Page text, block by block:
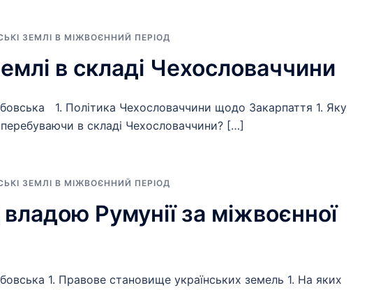
ЗЕМЛІ В МІЖВОЄННИЙ ПЕРІОД
в складі Чехословаччини
1. Політика Чехословаччини щодо Закарпаття 1. Яку
в складі Чехословаччини? […]
ЗЕМЛІ В МІЖВОЄННИЙ ПЕРІОД
владою Румунії за міжвоєнної
1. Правове становище українських земель 1. На яких